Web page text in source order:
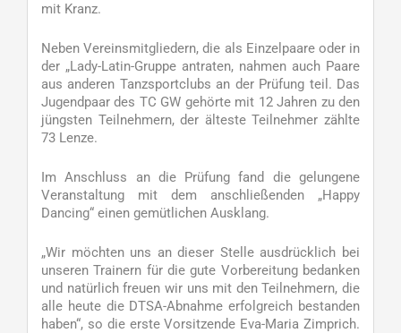
mit Kranz.
Neben Vereinsmitgliedern, die als Einzelpaare oder in
der „Lady-Latin-Gruppe antraten, nahmen auch Paare
aus anderen Tanzsportclubs an der Prüfung teil. Das
Jugendpaar des TC GW gehörte mit 12 Jahren zu den
jüngsten Teilnehmern, der älteste Teilnehmer zählte
73 Lenze.
Im Anschluss an die Prüfung fand die gelungene
Veranstaltung mit dem anschließenden „Happy
Dancing“ einen gemütlichen Ausklang.
„Wir möchten uns an dieser Stelle ausdrücklich bei
unseren Trainern für die gute Vorbereitung bedanken
und natürlich freuen wir uns mit den Teilnehmern, die
alle heute die DTSA-Abnahme erfolgreich bestanden
haben“, so die erste Vorsitzende Eva-Maria Zimprich.